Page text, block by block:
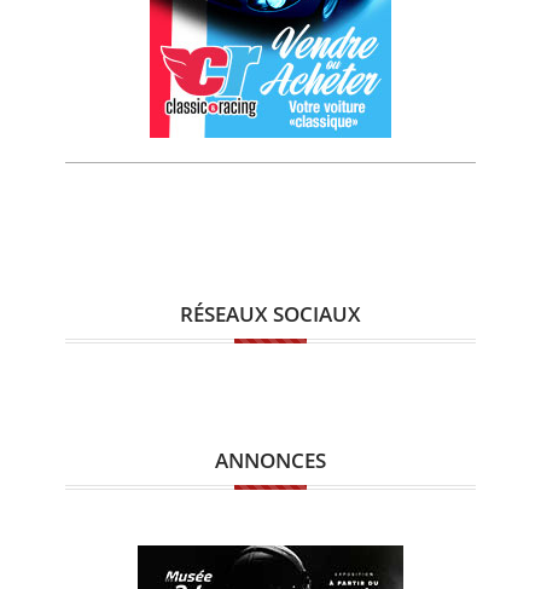
RÉSEAUX SOCIAUX
ANNONCES